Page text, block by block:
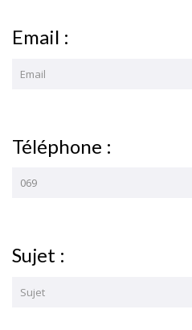
Email :
Téléphone :
Sujet :